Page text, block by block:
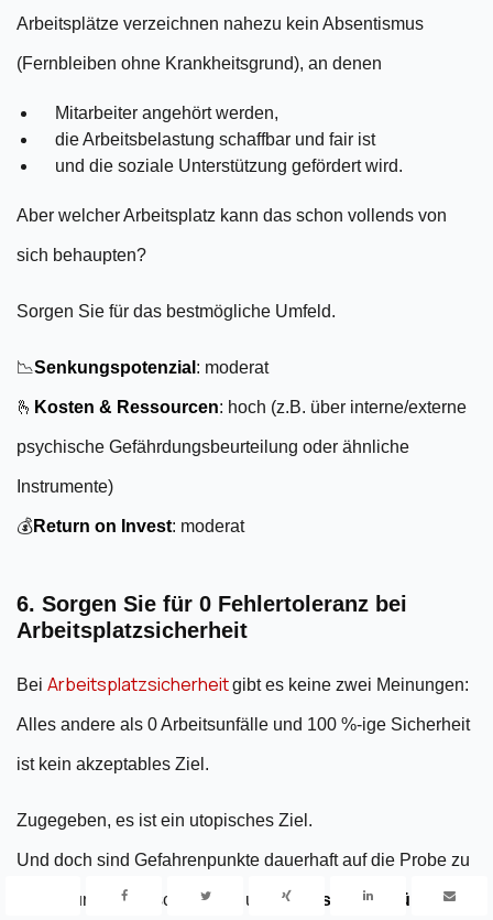
Arbeitsplätze verzeichnen nahezu kein Absentismus
(Fernbleiben ohne Krankheitsgrund), an denen
Mitarbeiter angehört werden,
die Arbeitsbelastung schaffbar und fair ist
und die soziale Unterstützung gefördert wird.
Aber welcher Arbeitsplatz kann das schon vollends von
sich behaupten?
Sorgen Sie für das bestmögliche Umfeld.
📉Senkungspotenzial : moderat
🫰 Kosten & Ressourcen: hoch (z.B. über interne/externe
psychische Gefährdungsbeurteilung oder ähnliche
Instrumente)
💰Return on Invest: moderat
6. Sorgen Sie für 0 Fehlertoleranz bei
Arbeitsplatzsicherheit
Bei Arbeitsplatzsicherheitgibt es keine zwei Meinungen:
Alles andere als 0 Arbeitsunfälle und 100 %-ige Sicherheit
ist kein akzeptables Ziel.
Zugegeben, es ist ein utopisches Ziel.
Und doch sind Gefahrenpunkte dauerhaft auf die Probe zu
stellen und auszuschließen - und zwar sichtbar für Ihre